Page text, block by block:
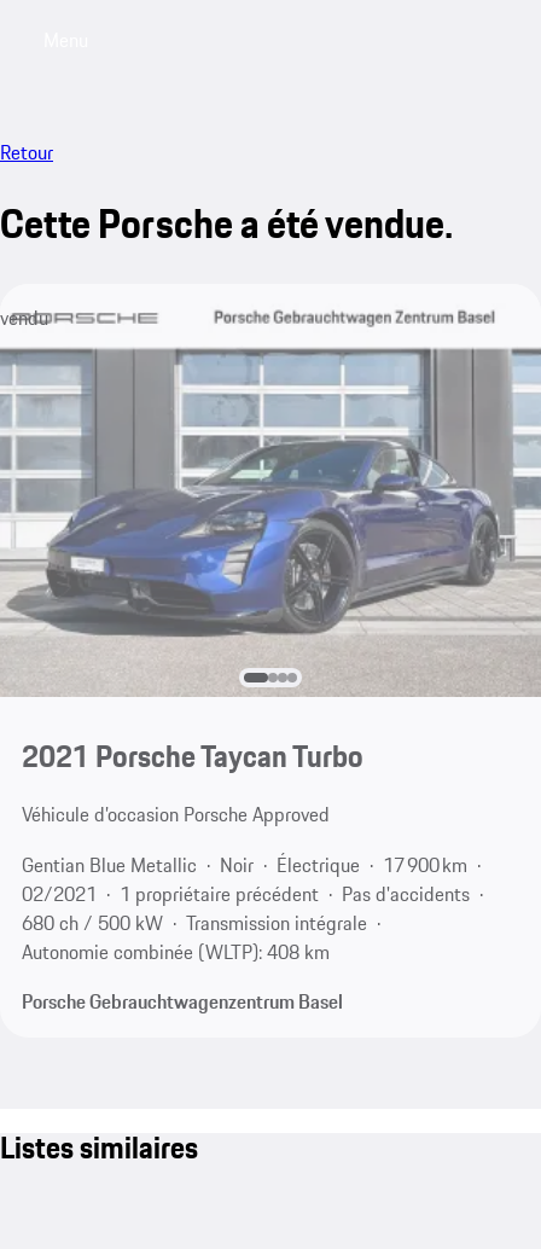
Retour
Cette Porsche a été vendue.
vendu
2021 Porsche Taycan Turbo
Véhicule d’occasion Porsche Approved
Gentian Blue Metallic
Noir Électrique
17 900 km
02/2021
1 propriétaire précédent
Pas d'accidents
680 ch / 500 kW
Transmission intégrale
Autonomie combinée (WLTP): 408 km
Porsche Gebrauchtwagenzentrum Basel
Listes similaires